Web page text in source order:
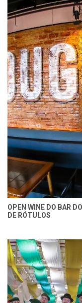
OPEN WINE DO BAR
DE RÓTULOS